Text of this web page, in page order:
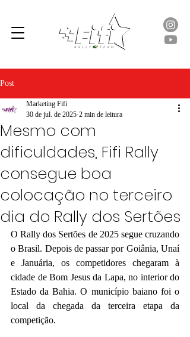
Post
Mesmo com
dificuldades, Fifi Rally
consegue boa
colocação no terceiro
dia do Rally dos Sertões
Marketing Fifi
30 de jul. de 2025 2 min de leitura
O Rally dos Sertões de 2025 segue cruzando
o Brasil. Depois de passar por Goiânia, Unaí
e Januária, os competidores chegaram à
cidade de Bom Jesus da Lapa, no interior do
Estado da Bahia. O município baiano foi o
local da chegada da terceira etapa da
competição.